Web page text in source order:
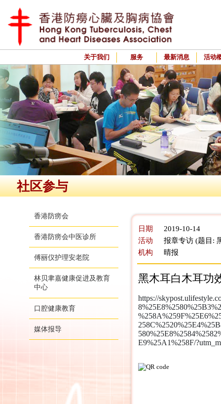
关于我们 服务 最新消息 活动
社区参与
香港防痨会
香港防痨会中医诊所
傅丽仪护理安老院
林贝聿嘉健康促进及教育
中心
口腔健康教育
媒体报导
日期
2019-10-14
活动
报章专访 (题目:
机构
晴报
黑木耳白木耳功
https://
E9%25A1%258F/